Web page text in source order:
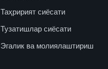
Таҳририят сиёсати
Тузатишлар сиёсати
Эгалик ва молиялаштириш